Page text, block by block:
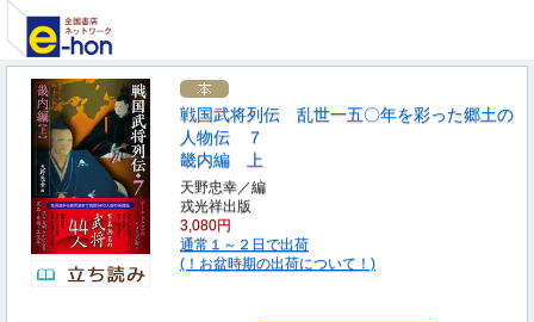
戦国武将列伝 乱世一五〇年を彩った郷土の
人物伝 ７
畿内編 上
天野忠幸／編
戎光祥出版
3,080円
通常１～２日で出荷
(！お盆時期の出荷について！)